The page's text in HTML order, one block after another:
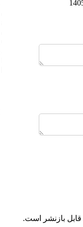
قابل بازنشر است.